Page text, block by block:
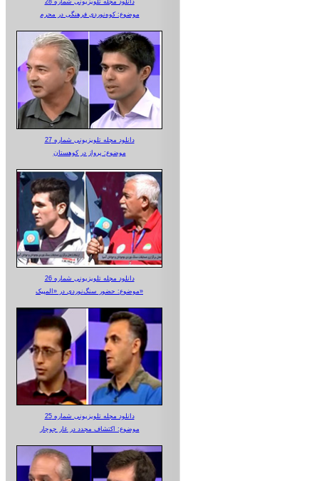
دانلود مجله تلویزیونی شماره 28
موضوع: کوه‌نوردی فرهنگی در محرم
دانلود مجله تلویزیونی شماره 27
موضوع: پرواز در کوهستان
دانلود مجله تلویزیونی شماره 26
موضوع: حضور سنگ‌نوردی در «المپیک»
دانلود مجله تلویزیونی شماره 25
موضوع: اکتشاف مجدد در غار جوجار